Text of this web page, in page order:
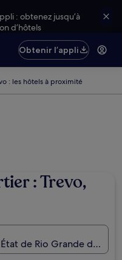
: obtenez jusqu’à
d’hôtels
Obtenir l’appli
: les hôtels à proximité
: Trevo,
de Rio Grande do Sul,